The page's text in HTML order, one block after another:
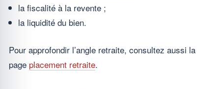
la fiscalité à la revente ;
la liquidité du bien.
Pour approfondir l’angle retraite, consultez aussi la
page placement retraite.